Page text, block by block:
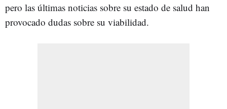
pero las últimas noticias sobre su estado de salud han
provocado dudas sobre su viabilidad.